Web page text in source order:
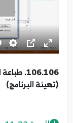
(تهيئة البرنامج)
7
8
08.8. البنية التكرارية - استخدام do و while و goto
7:52
9
09.9. المصفوفات - الجزء الأول
7:19